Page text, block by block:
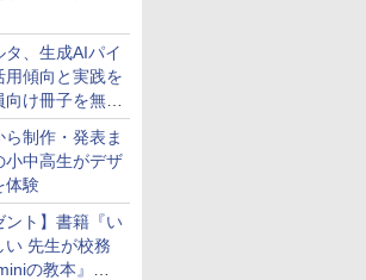
タ、生成AIパイ
用傾向と実践を
け冊子を無料
ら制作・発表ま
小中高生がデザ
体験
ント】書籍『い
い 先生が校務
の教本』を